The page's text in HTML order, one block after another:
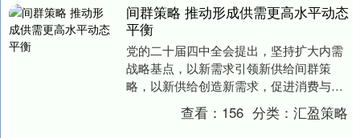
间群策略 推动形成供需更高水平动态
平衡
党的二十届四中全会提出，坚持扩大内需
战略基点，以新需求引领新供给间群策
略，以新供给创造新需求，促进消费与投
资、供给与需求的动态平衡与良性互动。
这既是构建新发展格....
查看： 156 分类：汇盈策略